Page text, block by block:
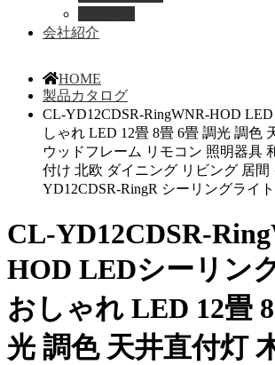
会社紹介
HOME
製品カタログ
CL-YD12CDSR-RingWNR-HOD
しゃれ LED 12畳 8畳 6畳 調光 調色
ウッドフレーム リモコン 照明器具
付け 北欧 ダイニング リビング 居間
YD12CDSR-RingR シーリングライ
CL-YD12CDSR-
HOD LEDシーリン
おしゃれ LED 12畳
光 調色 天井直付灯